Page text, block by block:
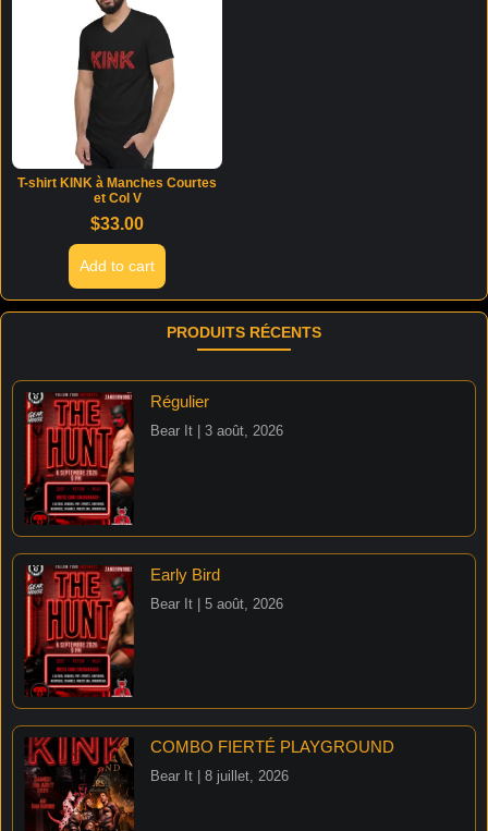
T-shirt KINK à Manches Courtes
et Col V
$33.00
Add to cart
PRODUITS RÉCENTS
Régulier
Bear It 3 août, 2026
Early Bird
Bear It 5 août, 2026
COMBO FIERTÉ PLAYGROUND
Bear It 8 juillet, 2026